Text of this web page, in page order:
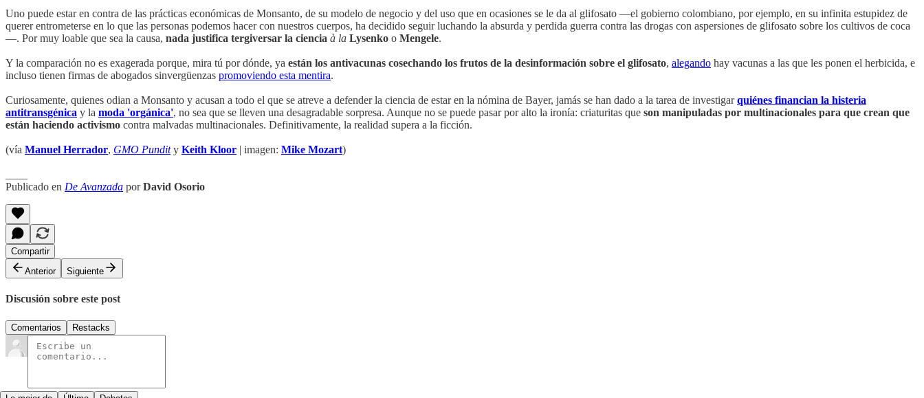
Uno puede estar en contra de las prácticas económicas de Monsanto, de su modelo de negocio y del uso que en ocasiones se le da al glifosato —el gobierno colombiano, por ejemplo, en su infinita estupidez de
querer entrometerse en lo que las personas podemos hacer con nuestros cuerpos, ha decidido seguir luchando la absurda y perdida guerra contra las drogas con aspersiones de glifosato sobre los cultivos de coca
—. Por muy loable que sea la causa, nada justifica tergiversar la ciencia à la Lysenko o Mengele.
Y la comparación no es exagerada porque, mira tú por dónde, ya están los antivacunas cosechando los frutos de la desinformación sobre el glifosato, alegando hay vacunas a las que les ponen el herbicida, e
incluso tienen firmas de abogados sinvergüenzas promoviendo esta mentira.
Curiosamente, quienes odian a Monsanto y acusan a todo el que se atreve a defender la ciencia de estar en la nómina de Bayer, jamás se han dado a la tarea de investigarquiénes financian la histeria
antitransgénica y la moda 'orgánica', no sea que se lleven una desagradable sorpresa. Aunque no se puede pasar por alto la ironía: criaturitas que son manipuladas por multinacionales para que crean que
están haciendo activismo contra malvadas multinacionales. Definitivamente, la realidad supera a la ficción.
(vía Manuel Herrador, GMO Pundity Keith Kloor | imagen: Mike Mozart)
Publicado en De Avanzada porDavid Osorio
Compartir
Anterior
Siguiente
Discusión sobre este post
Comentarios Restacks